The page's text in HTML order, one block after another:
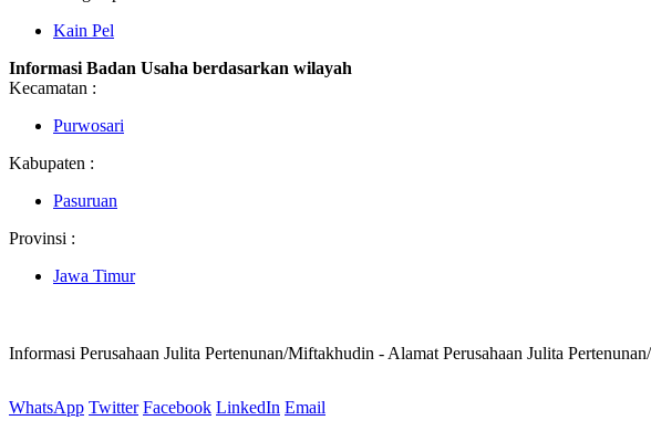
Kain Pel
Informasi Badan Usaha berdasarkan wilayah
Kecamatan :
Purwosari
Kabupaten :
Pasuruan
Provinsi :
Jawa Timur
Informasi Perusahaan Julita Pertenunan/Miftakhudin - Alamat Perusahaan Julita
WhatsApp Twitter Facebook LinkedIn Email